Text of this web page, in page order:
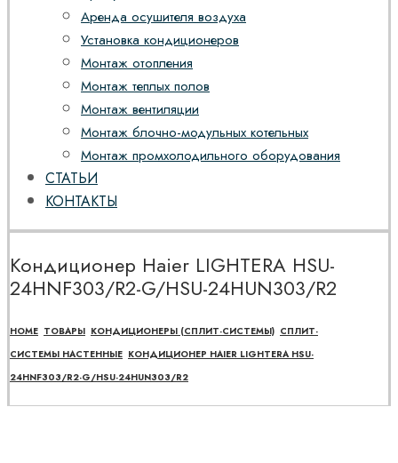
Аренда осушителя воздуха
Установка кондиционеров
Монтаж отопления
Монтаж теплых полов
Монтаж вентиляции
Монтаж блочно-модульных котельных
Монтаж промхолодильного оборудования
СТАТЬИ
КОНТАКТЫ
Кондиционер Haier LIGHTERA HSU-
24HNF303/R2-G/HSU-24HUN303/R2
HOME ТОВАРЫ КОНДИЦИОНЕРЫ (СПЛИТ-СИСТЕМЫ) СПЛИТ-
СИСТЕМЫ НАСТЕННЫЕ КОНДИЦИОНЕР HAIER LIGHTERA HSU-
24HNF303/R2-G/HSU-24HUN303/R2